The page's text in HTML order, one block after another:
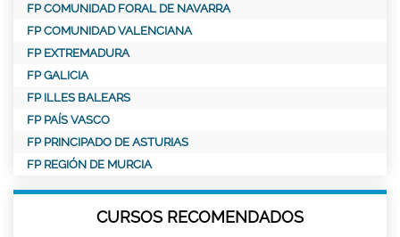
FP COMUNIDAD FORAL DE NAVARRA
FP COMUNIDAD VALENCIANA
FP EXTREMADURA
FP GALICIA
FP ILLES BALEARS
FP PAÍS VASCO
FP PRINCIPADO DE ASTURIAS
FP REGIÓN DE MURCIA
CURSOS RECOMENDADOS